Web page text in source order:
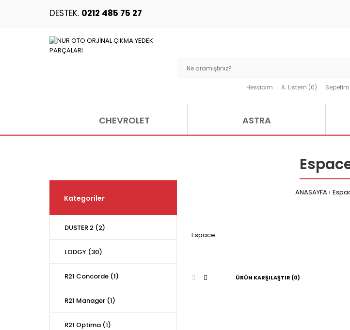
DESTEK. 0212 485 75 27
Hesabım A. Listem (0) Sepetim
CHEVROLET ASTRA
ANASAYFA
Kategoriler
DUSTER 2 (2)
LODGY (30)
R21 Concorde (1)
R21 Manager (1)
R21 Optima (1)
Espace
ÜRÜN KARŞILAŞTIR (0)